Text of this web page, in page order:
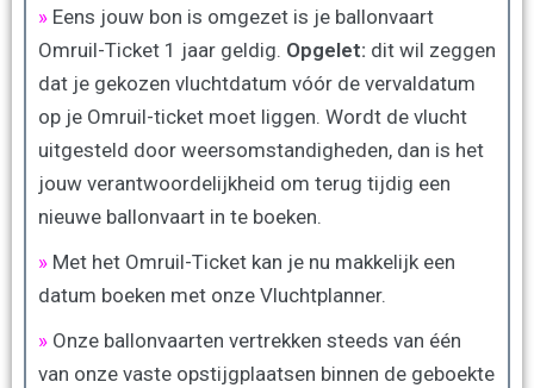
» Eens jouw bon is omgezet is je ballonvaart
Omruil-Ticket 1 jaar geldig. Opgelet: dit wil zeggen
dat je gekozen vluchtdatum vóór de vervaldatum
op je Omruil-ticket moet liggen. Wordt de vlucht
uitgesteld door weersomstandigheden, dan is het
jouw verantwoordelijkheid om terug tijdig een
nieuwe ballonvaart in te boeken.
» Met het Omruil-Ticket kan je nu makkelijk een
datum boeken met onze Vluchtplanner.
» Onze ballonvaarten vertrekken steeds van één
van onze vaste opstijgplaatsen binnen de geboekte